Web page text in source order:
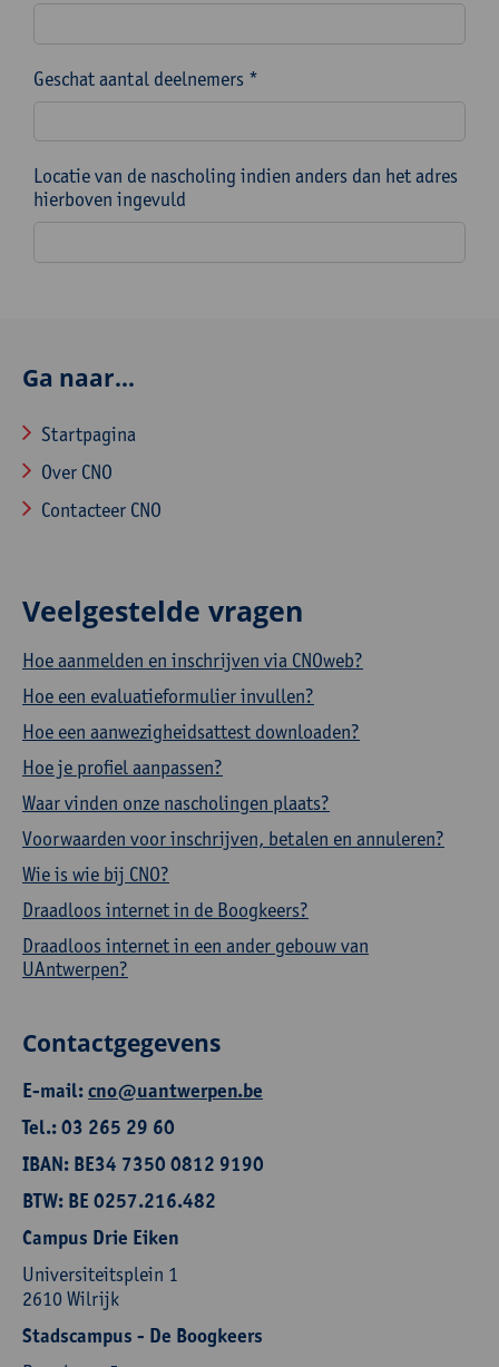
Geschat aantal deelnemers *
Locatie van de nascholing indien anders dan het adres
hierboven ingevuld
Ga naar...
Startpagina
Over CNO
Contacteer CNO
Veelgestelde vragen
Hoe aanmelden en inschrijven via CNOweb?
Hoe een evaluatieformulier invullen?
Hoe een aanwezigheidsattest downloaden?
Hoe je profiel aanpassen?
Waar vinden onze nascholingen plaats?
Voorwaarden voor inschrijven, betalen en annuleren?
Wie is wie bij CNO?
Draadloos internet in de Boogkeers?
Draadloos internet in een ander gebouw van
UAntwerpen?
Contactgegevens
E-mail:cno@uantwerpen.be
Tel.: 03 265 29 60
IBAN: BE34 7350 0812 9190
BTW: BE 0257.216.482
Campus Drie Eiken
Universiteitsplein 1
2610 Wilrijk
Stadscampus - De Boogkeers